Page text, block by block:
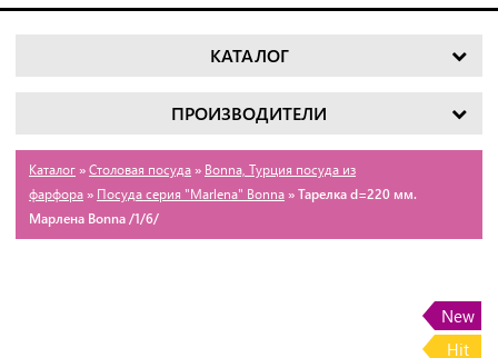
КАТАЛОГ
ПРОИЗВОДИТЕЛИ
Каталог » Столовая посуда » Bonna, Турция посуда из
фарфора » Посуда серия "Marlena" Bonna » Тарелка d=220 мм.
Марлена Bonna /1/6/
New
Hit